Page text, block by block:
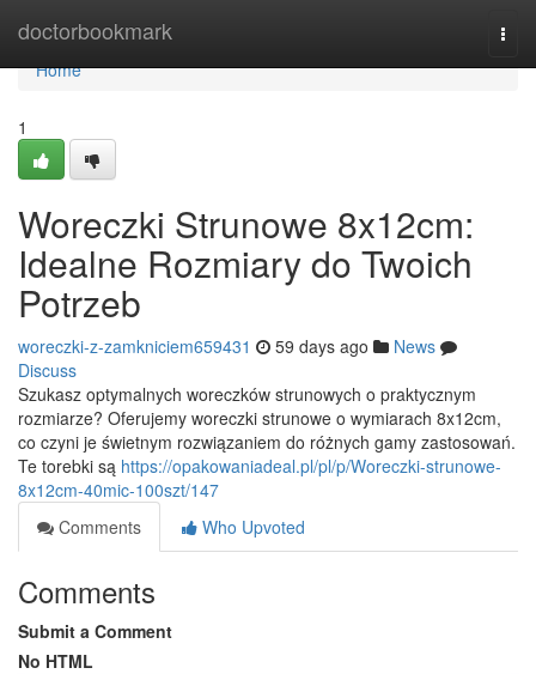
doctorbookmark
Home
Home
1
Woreczki Strunowe 8x12cm:
Idealne Rozmiary do Twoich
Potrzeb
woreczki-z-zamkniciem659431 59 days ago
News
Discuss
Szukasz optymalnych woreczków strunowych o praktycznym
rozmiarze? Oferujemy woreczki strunowe o wymiarach 8x12cm,
co czyni je świetnym rozwiązaniem do różnych gamy zastosowań.
Te torebki są https://opakowaniadeal.pl/pl/p/Woreczki-strunowe-
8x12cm-40mic-100szt/147
Comments
Who Upvoted
Comments
Submit a Comment
No HTML